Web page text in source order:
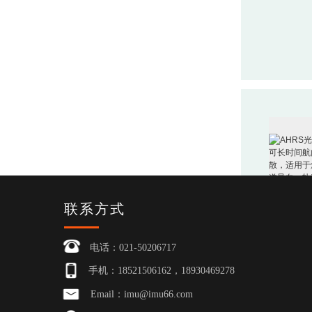
电话：021-50206717
手机：18521506162，18930469278
Email：imu@imu66.com
联系方式